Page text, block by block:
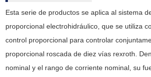
Esta serie de productos se aplica al sistema
proporcional electrohidráulico, que se utiliza
control proporcional para controlar
proporcional roscada de diez vías rexroth.
nominal y el rango de corriente nominal, su